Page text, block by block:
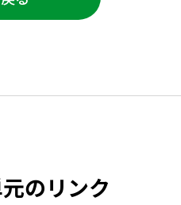
のリンク